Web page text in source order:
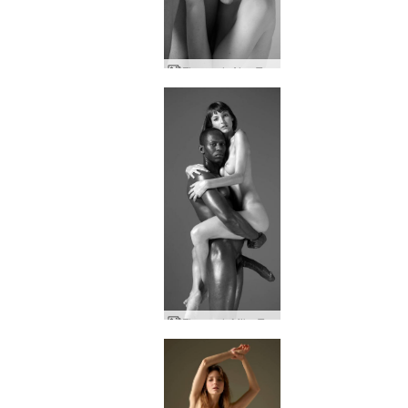
Flora och Alex Tom från Finland hyllar del två
Flora och Mike Tom från Finland hyllar del ett